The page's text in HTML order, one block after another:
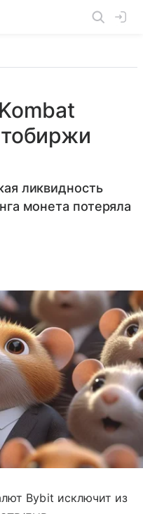
ликвидность
монета потеряла
Bybit исключит из